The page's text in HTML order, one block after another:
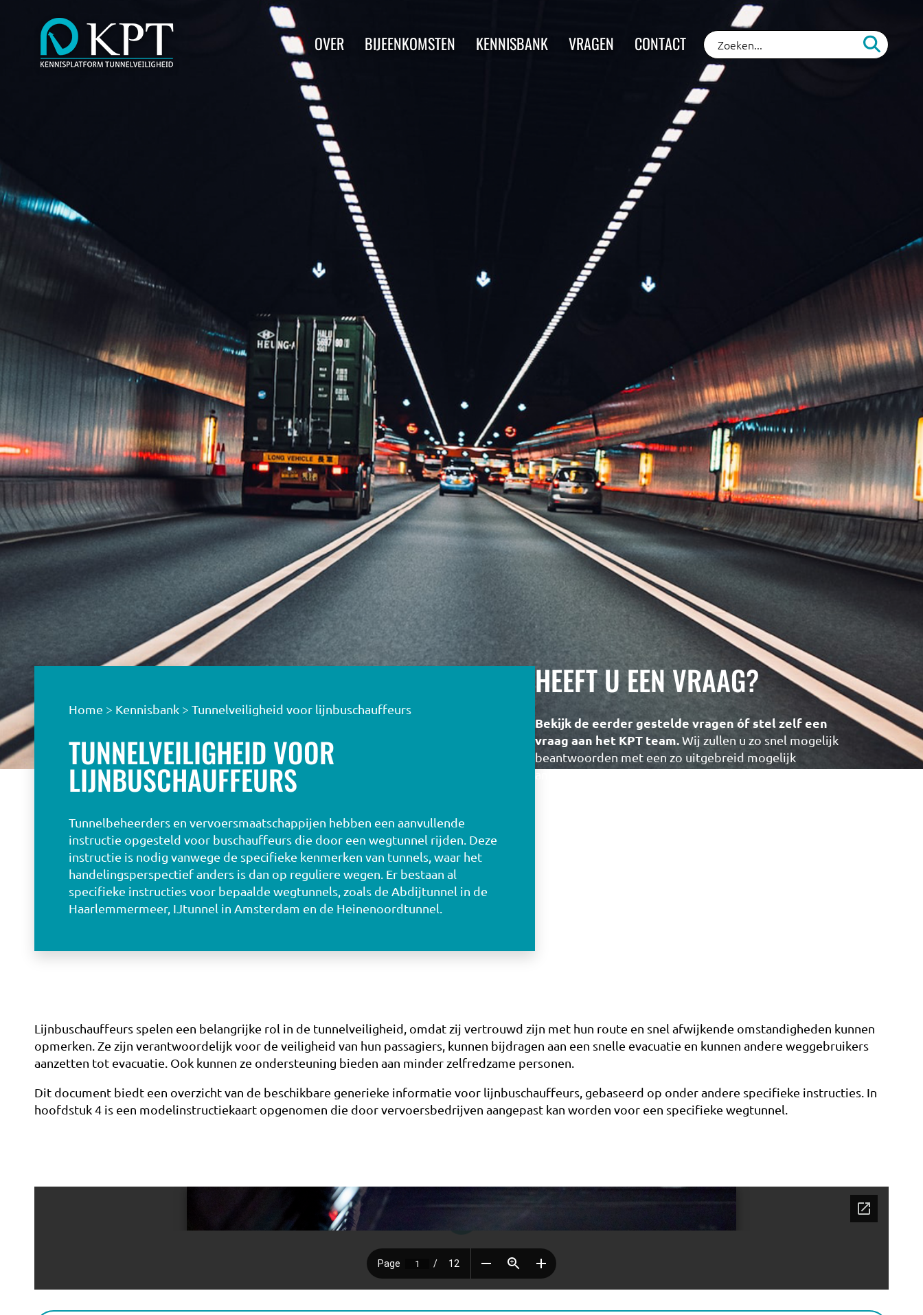
OVER BIJEENKOMSTEN KENNISBANK VRAGEN CONTACT
Home > Kennisbank > Tunnelveiligheid voor lijnbuschauffeurs
TUNNELVEILIGHEID VOOR
LIJNBUSCHAUFFEURS
Tunnelbeheerders en vervoersmaatschappijen hebben een aanvullende
instructie opgesteld voor buschauffeurs die door een wegtunnel rijden. Deze
instructie is nodig vanwege de specifieke kenmerken van tunnels, waar het
handelingsperspectief anders is dan op reguliere wegen. Er bestaan al
specifieke instructies voor bepaalde wegtunnels, zoals de Abdijtunnel in de
Haarlemmermeer, IJtunnel in Amsterdam en de Heinenoordtunnel.
HEEFT U EEN VRAAG?
Bekijk de eerder gestelde vragen óf stel zelf een
vraag aan het KPT team.Wij zullen u zo snel mogelijk
beantwoorden met een zo uitgebreid mogelijk
Lijnbuschauffeurs spelen een belangrijke rol in de tunnelveiligheid, omdat zij vertrouwd zijn met hun route en snel afwijkende omstandigheden kunnen
opmerken. Ze zijn verantwoordelijk voor de veiligheid van hun passagiers, kunnen bijdragen aan een snelle evacuatie en kunnen andere weggebruikers
aanzetten tot evacuatie. Ook kunnen ze ondersteuning bieden aan minder zelfredzame personen.
Dit document biedt een overzicht van de beschikbare generieke informatie voor lijnbuschauffeurs, gebaseerd op onder andere specifieke instructies. In
hoofdstuk 4 is een modelinstructiekaart opgenomen die door vervoersbedrijven aangepast kan worden voor een specifieke wegtunnel.